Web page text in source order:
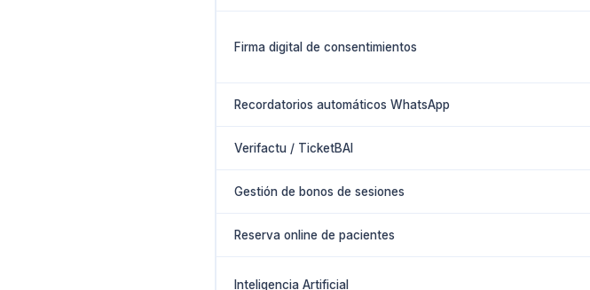
Firma digital de consentimientos
Recordatorios automáticos WhatsApp
Verifactu / TicketBAI
Gestión de bonos de sesiones
Reserva online de pacientes
Inteligencia Artificial